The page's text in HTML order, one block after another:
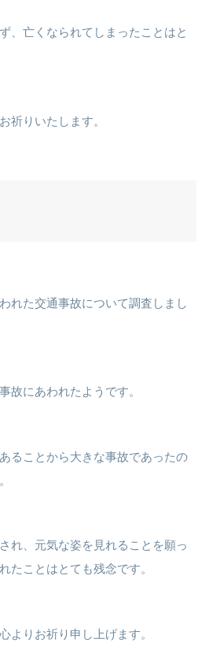
、亡くなられてしまったことはと
祈りいたします。
れた交通事故について調査しまし
故にあわれたようです。
ることから大きな事故であったの
れ、元気な姿を見れることを願っ
たことはとても残念です。
よりお祈り申し上げます。